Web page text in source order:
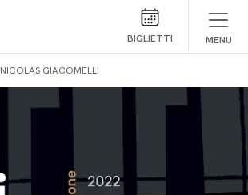
BIGLIETTI MENU
NICOLAS GIACOMELLI